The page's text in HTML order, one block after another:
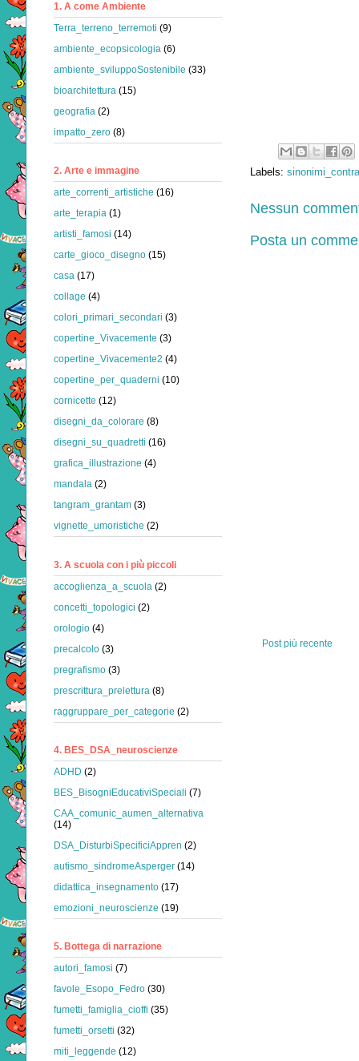
Labels:
Nessun
Posta un
Post più recente
1. A come Ambiente
Terra_terreno_terremoti (9)
ambiente_ecopsicologia (6)
ambiente_sviluppoSostenibile (33)
bioarchitettura (15)
geografia (2)
impatto_zero (8)
2. Arte e immagine
arte_correnti_artistiche (16)
arte_terapia (1)
artisti_famosi (14)
carte_gioco_disegno (15)
casa (17)
collage (4)
colori_primari_secondari (3)
copertine_Vivacemente (3)
copertine_Vivacemente2 (4)
copertine_per_quaderni (10)
cornicette (12)
disegni_da_colorare (8)
disegni_su_quadretti (16)
grafica_illustrazione (4)
mandala (2)
tangram_grantam (3)
vignette_umoristiche (2)
3. A scuola con i più piccoli
accoglienza_a_scuola (2)
concetti_topologici (2)
orologio (4)
precalcolo (3)
pregrafismo (3)
prescrittura_prelettura (8)
raggruppare_per_categorie (2)
4. BES_DSA_neuroscienze
ADHD (2)
BES_BisogniEducativiSpeciali (7)
CAA_comunic_aumen_alternativa
(14)
DSA_DisturbiSpecificiAppren (2)
autismo_sindromeAsperger (14)
didattica_insegnamento (17)
emozioni_neuroscienze (19)
5. Bottega di narrazione
autori_famosi (7)
favole_Esopo_Fedro (30)
fumetti_famiglia_cioffi (35)
fumetti_orsetti (32)
miti_leggende (12)